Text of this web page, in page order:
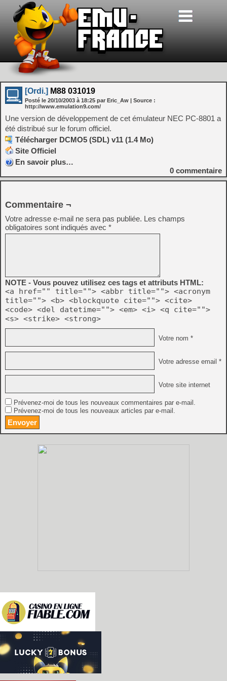
[Ordi.] M88 031019
Posté le 20/10/2003 à 18:25 par Eric_Aw | Source :
http://www.emulation9.com/
Une version de développement de cet émulateur NEC PC-8801 a
été distribué sur le forum officiel.
Télécharger DCMO5 (SDL) v11 (1.4 Mo)
Site Officiel
En savoir plus…
0 commentaire
Commentaire ¬
Votre adresse e-mail ne sera pas publiée. Les champs
obligatoires sont indiqués avec *
NOTE - Vous pouvez utilisez ces tags et attributs HTML:
<a href="" title=""> <abbr title=""> <acronym
title=""> <b> <blockquote cite=""> <cite>
<code> <del datetime=""> <em> <i> <q cite="">
<s> <strike> <strong>
Votre nom *
Votre adresse email *
Votre site internet
Prévenez-moi de tous les nouveaux commentaires par e-mail.
Prévenez-moi de tous les nouveaux articles par e-mail.